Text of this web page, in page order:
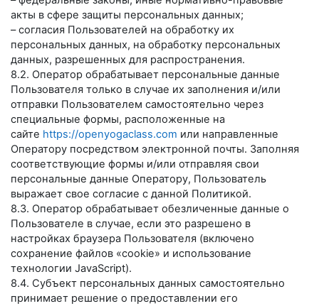
акты в сфере защиты персональных данных;
– согласия Пользователей на обработку их
персональных данных, на обработку персональных
данных, разрешенных для распространения.
8.2. Оператор обрабатывает персональные данные
Пользователя только в случае их заполнения и/или
отправки Пользователем самостоятельно через
специальные формы, расположенные на
сайте https://openyogaclass.com или направленные
Оператору посредством электронной почты. Заполняя
соответствующие формы и/или отправляя свои
персональные данные Оператору, Пользователь
выражает свое согласие с данной Политикой.
8.3. Оператор обрабатывает обезличенные данные о
Пользователе в случае, если это разрешено в
настройках браузера Пользователя (включено
сохранение файлов «cookie» и использование
технологии JavaScript).
8.4. Субъект персональных данных самостоятельно
принимает решение о предоставлении его